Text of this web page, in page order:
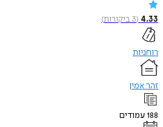
4.33
(
3ביקורות)
רוחניות
זהר אמין
188עמודים